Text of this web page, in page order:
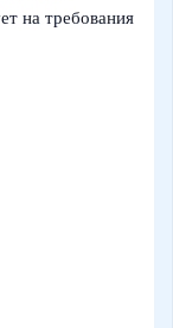
на требования